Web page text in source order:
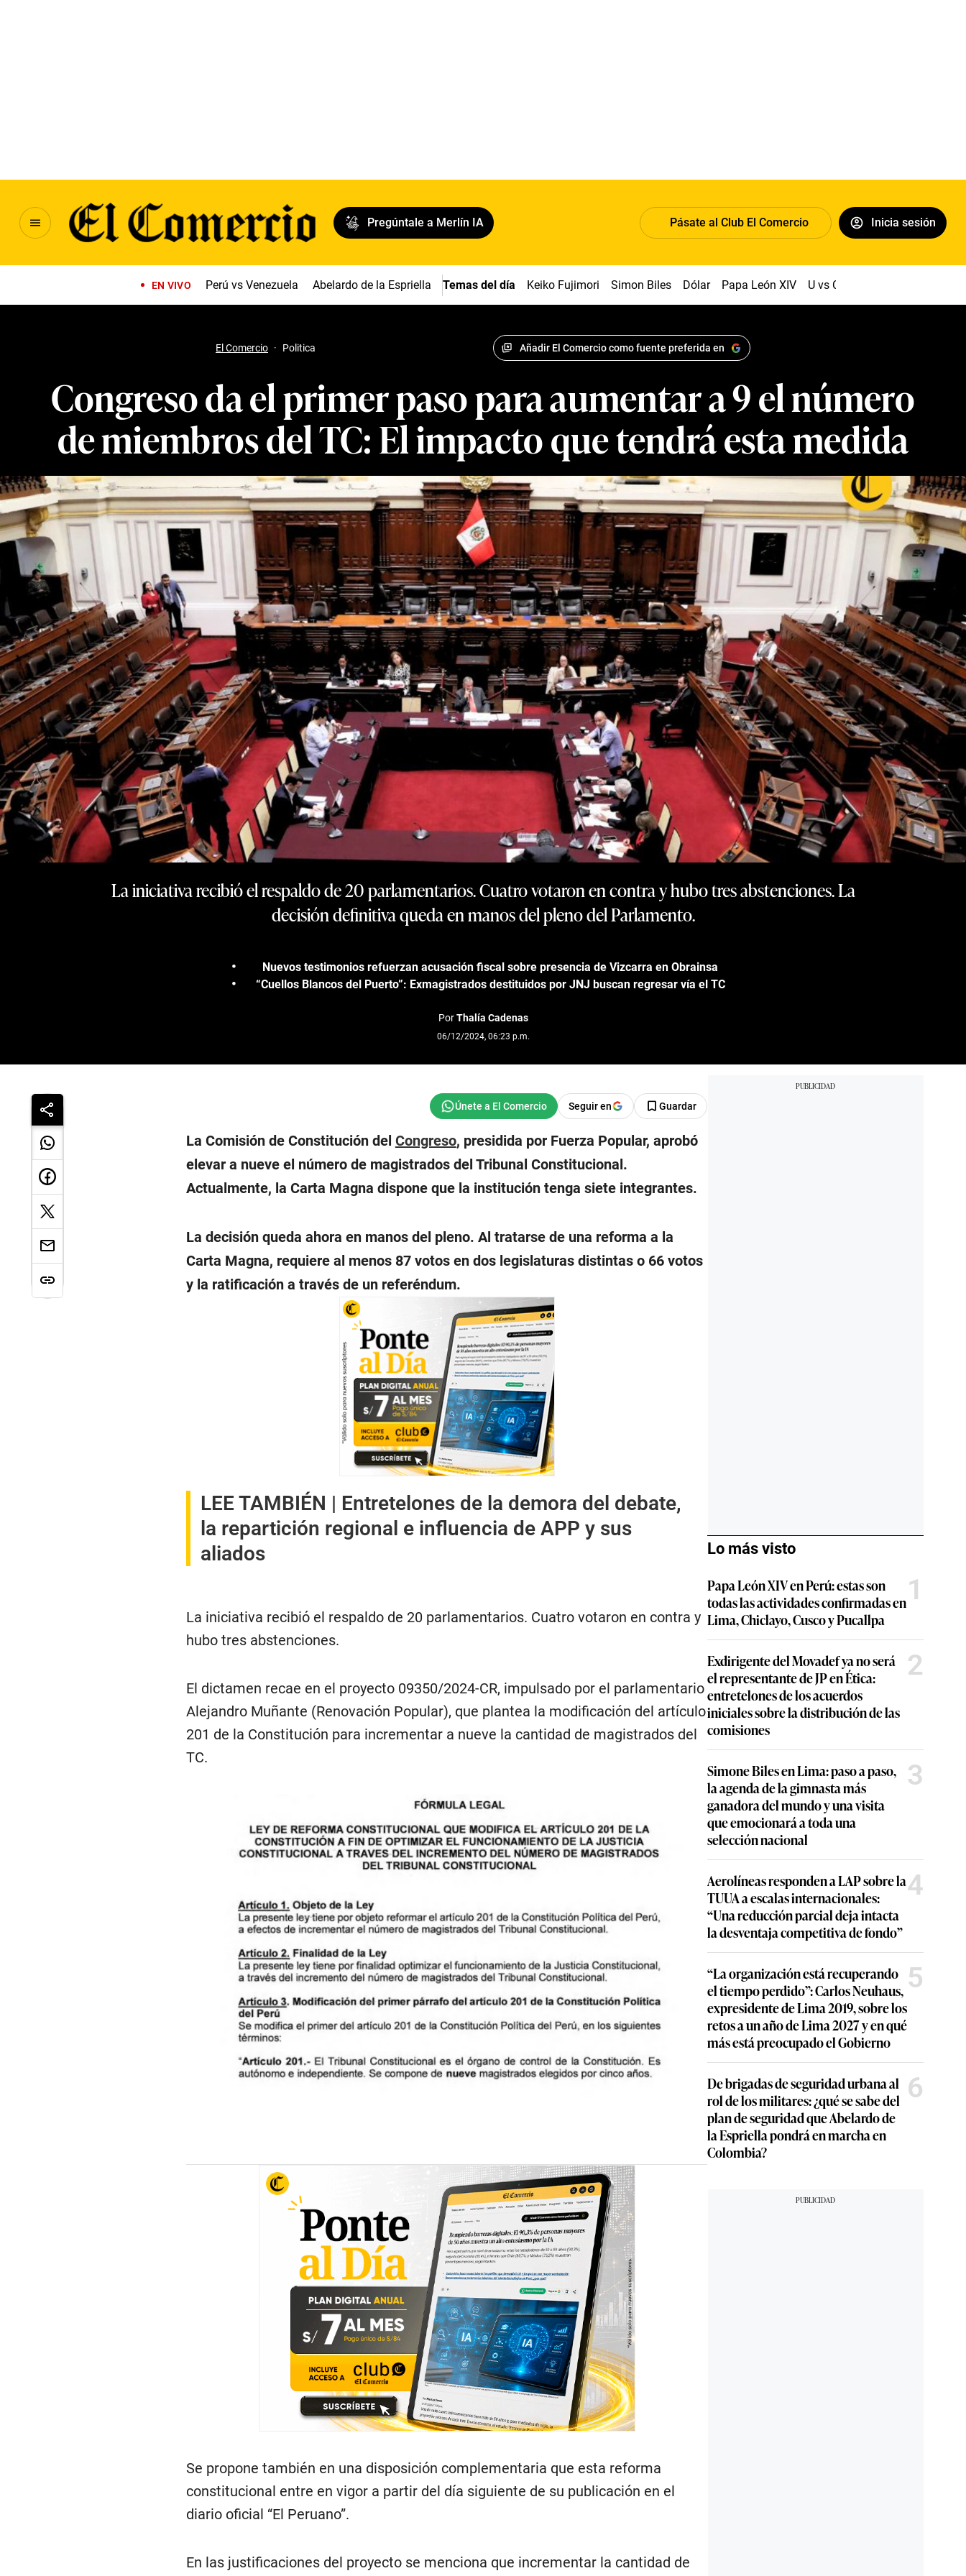
Pregúntale a Merlín IA Pásate al Club El Comercio Inicia sesión
EN VIVO Perú vs Venezuela Abelardo de la Espriella Temas del día Keiko Fujimori Simon Biles Dólar Papa León XIV U vs Cristal
El Comercio · Politica Añadir El Comercio como fuente preferida en
Congreso da el primer paso para aumentar a 9 el número
de miembros del TC: El impacto que tendrá esta medida
La iniciativa recibió el respaldo de 20 parlamentarios. Cuatro votaron en contra y hubo tres abstenciones. La
decisión definitiva queda en manos del pleno del Parlamento.
Nuevos testimonios refuerzan acusación fiscal sobre presencia de Vizcarra en Obrainsa
“Cuellos Blancos del Puerto”: Exmagistrados destituidos por JNJ buscan regresar vía el TC
PorThalía Cadenas
06/12/2024, 06:23 p.m.
Seguir en Guardar
La Comisión de Constitución del Congreso, presidida por Fuerza Popular, aprobó
elevar a nueve el número de magistrados del Tribunal Constitucional.
Actualmente, la Carta Magna dispone que la institución tenga siete integrantes.
La decisión queda ahora en manos del pleno. Al tratarse de una reforma a la
Carta Magna, requiere al menos 87 votos en dos legislaturas distintas o 66 votos
y la ratificación a través de un referéndum.
LEE TAMBIÉN | Entretelones de la demora del debate,
la repartición regional e influencia de APP y sus
aliados
La iniciativa recibió el respaldo de 20 parlamentarios. Cuatro votaron en contra y
hubo tres abstenciones.
El dictamen recae en el proyecto 09350/2024-CR, impulsado por el parlamentario
Alejandro Muñante (Renovación Popular), que plantea la modificación del artículo
201 de la Constitución para incrementar a nueve la cantidad de magistrados del
TC.
Se propone también en una disposición complementaria que esta reforma
constitucional entre en vigor a partir del día siguiente de su publicación en el
diario oficial “El Peruano”.
En las justificaciones del proyecto se menciona que incrementar la cantidad de
Lo más visto
Papa León XIV en Perú: estas son
todas las actividades confirmadas en
Lima, Chiclayo, Cusco y Pucallpa
1
Exdirigente del Movadef ya no será
el representante de JP en Ética:
entretelones de los acuerdos
iniciales sobre la distribución de las
comisiones
2
Simone Biles en Lima: paso a paso,
la agenda de la gimnasta más
ganadora del mundo y una visita
que emocionará a toda una
selección nacional
3
Aerolíneas responden a LAP sobre la
TUUA a escalas internacionales:
“Una reducción parcial deja intacta
la desventaja competitiva de fondo”
4
“La organización está recuperando
el tiempo perdido”: Carlos Neuhaus,
expresidente de Lima 2019, sobre los
retos a un año de Lima 2027 y en qué
más está preocupado el Gobierno
5
De brigadas de seguridad urbana al
rol de los militares: ¿qué se sabe del
plan de seguridad que Abelardo de
la Espriella pondrá en marcha en
Colombia?
6